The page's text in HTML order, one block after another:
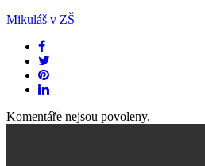
Mikuláš v ZŠ
Komentáře nejsou povoleny.